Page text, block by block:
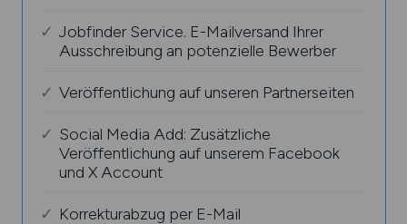
Jobfinder Service. E-Mailversand Ihrer
Ausschreibung an potenzielle Bewerber
Veröffentlichung auf unseren Partnerseiten
Social Media Add: Zusätzliche
Veröffentlichung auf unserem Facebook
und X Account
Korrekturabzug per E-Mail